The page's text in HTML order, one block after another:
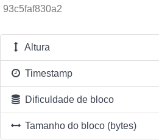
93c5faf830a2
Altura
Timestamp
Dificuldade de bloco
Tamanho do bloco (bytes)